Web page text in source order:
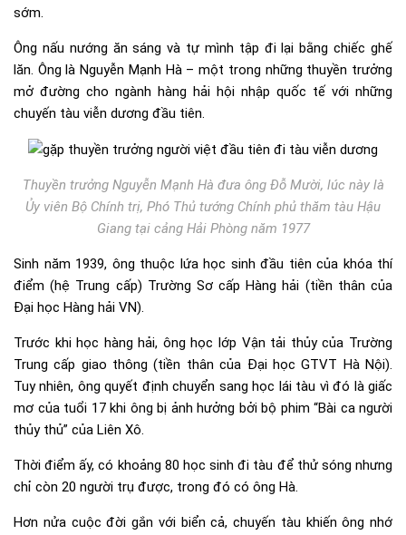
sớm.
Ông nấu nướng ăn sáng và tự mình tập đi lại bằng chiếc ghế
lăn. Ông là Nguyễn Mạnh Hà – một trong những thuyền trưởng
mở đường cho ngành hàng hải hội nhập quốc tế với những
chuyến tàu viễn dương đầu tiên.
Thuyền trưởng Nguyễn Mạnh Hà đưa ông Đỗ Mười, lúc này là
Ủy viên Bộ Chính trị, Phó Thủ tướng Chính phủ thăm tàu Hậu
Giang tại cảng Hải Phòng năm 1977
Sinh năm 1939, ông thuộc lứa học sinh đầu tiên của khóa thí
điểm (hệ Trung cấp) Trường Sơ cấp Hàng hải (tiền thân của
Đại học Hàng hải VN).
Trước khi học hàng hải, ông học lớp Vận tải thủy của Trường
Trung cấp giao thông (tiền thân của Đại học GTVT Hà Nội).
Tuy nhiên, ông quyết định chuyển sang học lái tàu vì đó là giấc
mơ của tuổi 17 khi ông bị ảnh hưởng bởi bộ phim “Bài ca người
thủy thủ” của Liên Xô.
Thời điểm ấy, có khoảng 80 học sinh đi tàu để thử sóng nhưng
chỉ còn 20 người trụ được, trong đó có ông Hà.
Hơn nửa cuộc đời gắn với biển cả, chuyến tàu khiến ông nhớ